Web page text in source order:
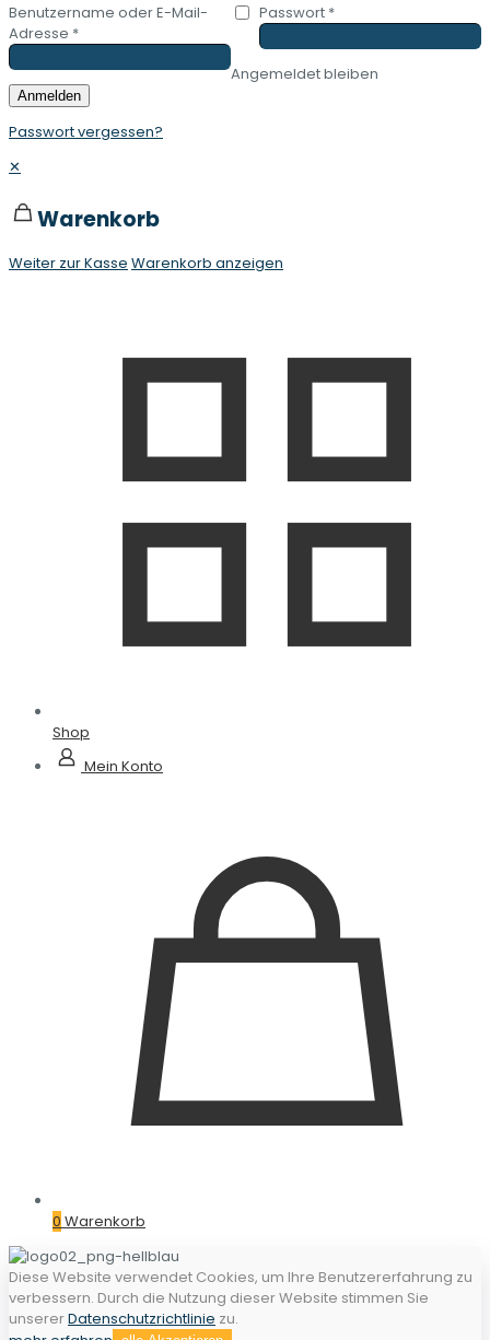
Benutzername oder E-Mail-
Adresse *
Passwort *
Angemeldet bleiben
Anmelden
Passwort vergessen?
✕
Warenkorb
Weiter zur Kasse Warenkorb anzeigen
Shop
Mein Konto
0 Warenkorb
Diese Website verwendet Cookies, um Ihre Benutzererfahrung zu
verbessern. Durch die Nutzung dieser Website stimmen Sie
unsererDatenschutzrichtlinie zu.